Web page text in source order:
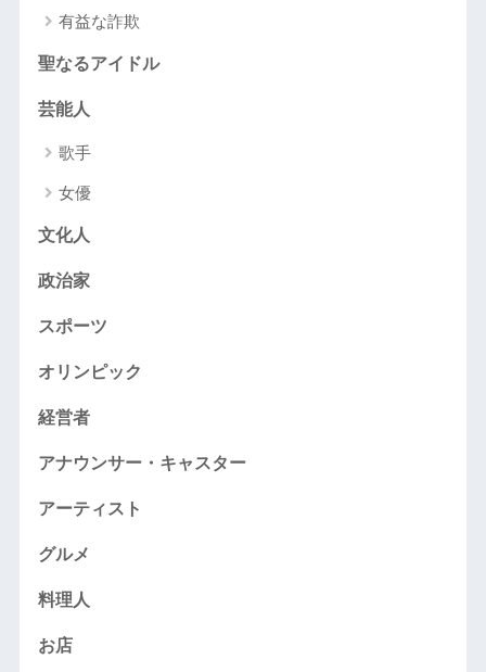
有益な詐欺
聖なるアイドル
芸能人
歌手
女優
文化人
政治家
スポーツ
オリンピック
経営者
アナウンサー・キャスター
アーティスト
グルメ
料理人
お店